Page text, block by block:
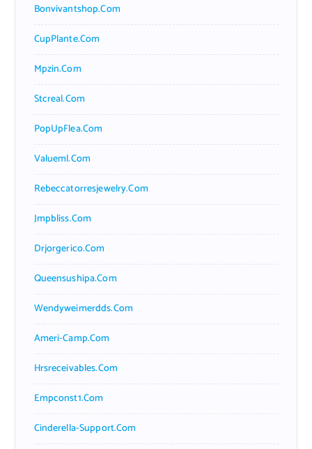
Bonvivantshop.com
CupPlante.com
Mpzin.com
Stcreal.com
PopUpFlea.com
Valueml.com
Rebeccatorresjewelry.com
Jmpbliss.com
Drjorgerico.com
Queensushipa.com
Wendyweimerdds.com
Ameri-Camp.com
Hrsreceivables.com
Empconst1.com
Cinderella-Support.com